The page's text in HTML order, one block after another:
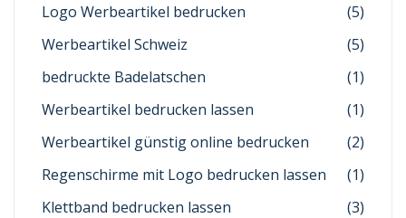
Logo Werbeartikel bedrucken
(5)
Werbeartikel Schweiz
(5)
bedruckte Badelatschen
(1)
Werbeartikel bedrucken lassen
(1)
Werbeartikel günstig online bedrucken
(2)
Regenschirme mit Logo bedrucken lassen
(1)
Klettband bedrucken lassen
(3)